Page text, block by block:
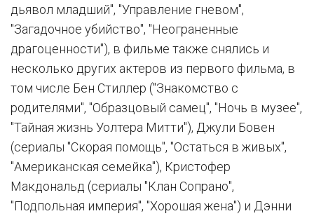
дьявол младший", "Управление гневом",
"Загадочное убийство", "Неограненные
драгоценности"), в фильме также снялись и
несколько других актеров из первого фильма, в
том числе Бен Стиллер ("Знакомство с
родителями", "Образцовый самец", "Ночь в музее",
"Тайная жизнь Уолтера Митти"), Джули Бовен
(сериалы "Скорая помощь", "Остаться в живых",
"Американская семейка"), Кристофер
Макдональд (сериалы "Клан Сопрано",
"Подпольная империя", "Хорошая жена") и Дэнни